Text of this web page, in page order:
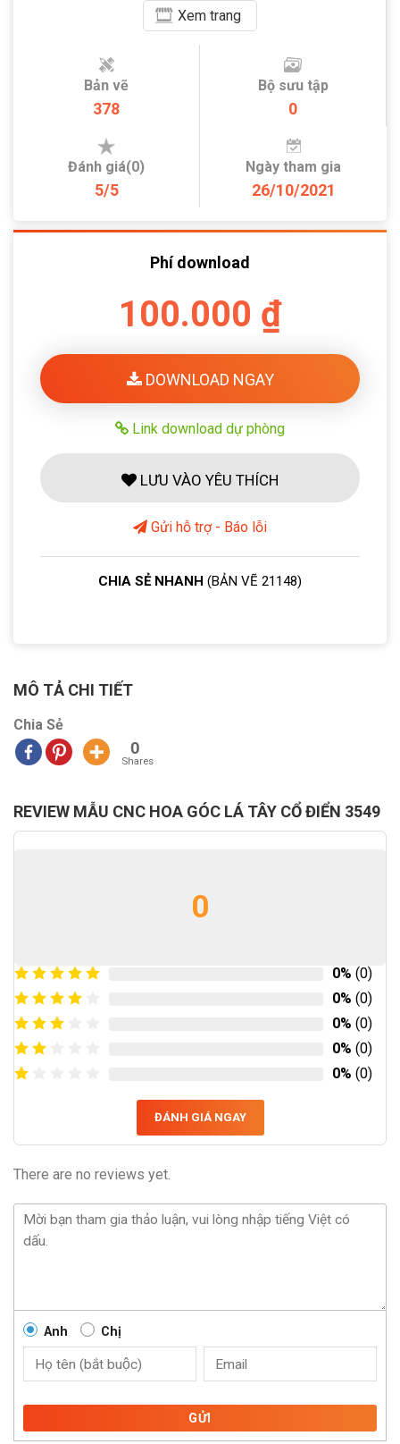
Xemtrang
Bản vẽ
378
Bộ sưu tập
0
Đánh giá(0)
5/5
Ngày tham gia
26/10/2021
Phí download
100.000 ₫
DOWNLOAD NGAY
Link download dự phòng
LƯU VÀO YÊU THÍCH
Gửi hỗ trợ - Báo lỗi
CHIA SẺ NHANH (BẢN VẼ 21148)
MÔ TẢ CHI TIẾT
Chia Sẻ
0
Shares
REVIEW MẪU CNC HOA GÓC LÁ TÂY CỔ ĐIỂN 3549
0
0% (0)
0% (0)
0% (0)
0% (0)
0% (0)
ĐÁNH GIÁ NGAY
There are no reviews yet.
Anh Chị
GỬI